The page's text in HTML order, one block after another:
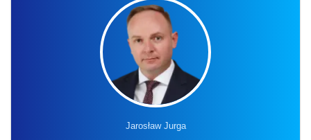
Jarosław Jurga